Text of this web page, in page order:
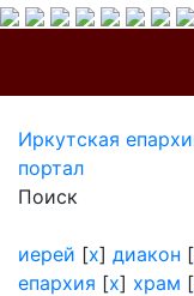
Иркутская
портал
Поиск
иерей [x] диакон [
епархия [x] храм [